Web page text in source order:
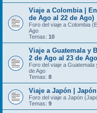
Viaje a Colombia |
de Ago al 22 de Ago)
Foro del viaje a Colombia
Ago
Temas: 10
Viaje a Guatemala y
2 de Ago al 23 de
Foro del viaje a
de Ago
Temas: 8
Viaje a Japón |
Foro del viaje a Japón
Temas: 9